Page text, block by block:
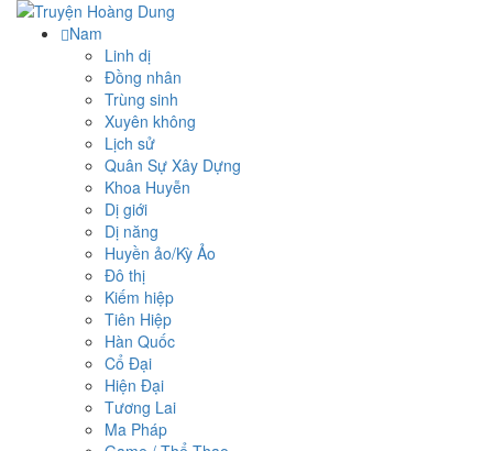
Nam
Linh dị
Đồng nhân
Trùng sinh
Xuyên không
Lịch sử
Quân Sự Xây Dựng
Khoa Huyễn
Dị giới
Dị năng
Huyền ảo/Kỳ Ảo
Đô thị
Kiếm hiệp
Tiên Hiệp
Hàn Quốc
Cổ Đại
Hiện Đại
Tương Lai
Ma Pháp